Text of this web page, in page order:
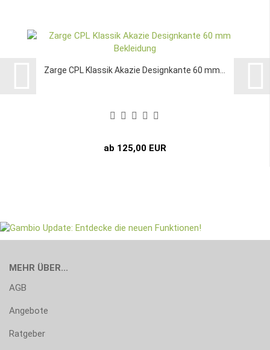
Zarge CPL Klassik Akazie Designkante 60 mm...
ab 125,00 EUR
MEHR ÜBER...
AGB
Angebote
Ratgeber